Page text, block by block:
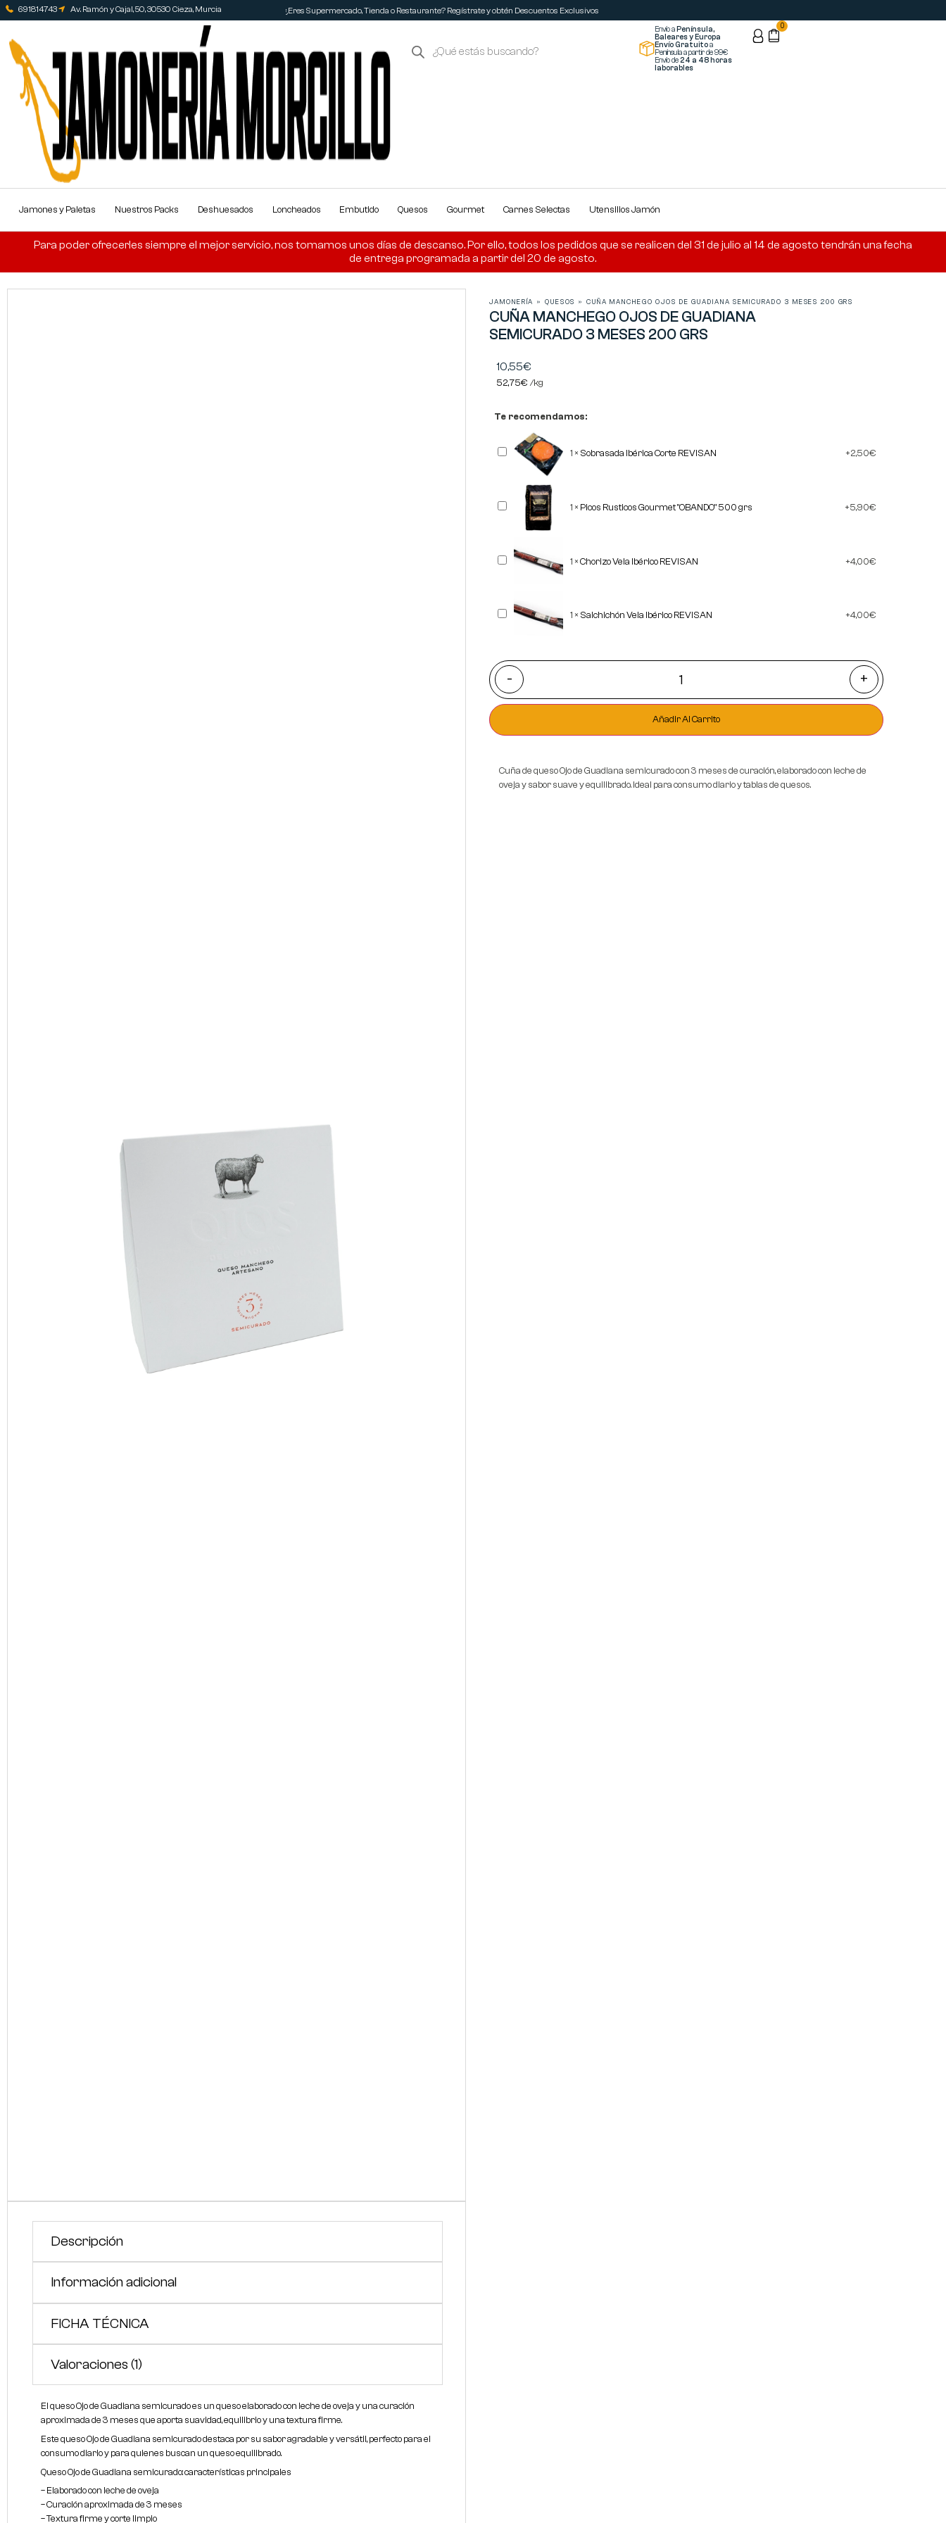
691814743 Av. Ramón y Cajal, 50, 30530 Cieza, Murcia ¿Eres Supermercado, Tienda o Restaurante? Regístrate y obtén Descuentos Exclusivos
Envío a Península,
Baleares y Europa
Envío Gratuitoa
Península a partir de 99€
Envío de24 a 48 horas
laborables
0
Jamones y Paletas Nuestros Packs Deshuesados Loncheados Embutido Quesos Gourmet Carnes Selectas Utensilios Jamón
Para poder ofrecerles siempre el mejor servicio, nos tomamos unos días de descanso. Por ello, todos los pedidos que se realicen del 31 de julio al 14 de agosto tendrán una fecha
de entrega programada a partir del 20 de agosto.
Descripción
Información adicional
FICHA TÉCNICA
Valoraciones (1)
El queso Ojo de Guadiana semicurado es un queso elaborado con leche de oveja y una curación
aproximada de 3 meses que aporta suavidad, equilibrio y una textura firme.
Este queso Ojo de Guadiana semicurado destaca por su sabor agradable y versátil, perfecto para el
consumo diario y para quienes buscan un queso equilibrado.
Queso Ojo de Guadiana semicurado: características principales
– Elaborado con leche de oveja
– Curación aproximada de 3 meses
– Textura firme y corte limpio
JAMONERÍA »QUESOS » CUÑA MANCHEGO OJOS DE GUADIANA SEMICURADO 3 MESES 200 GRS
CUÑA MANCHEGO OJOS DE GUADIANA
SEMICURADO 3 MESES 200 GRS
10,55€
52,75€ /kg
Te recomendamos:
Sobrasada
Ibérica
1 × Sobrasada Ibérica Corte REVISAN 2,50€
Picos
Rusticos
Gourmet
"OBANDO"
1 × Picos Rusticos Gourmet "OBANDO" 500 grs 5,90€
Chorizo
Vela
1 ×Chorizo Vela Ibérico REVISAN 4,00€
Salchichón
1 × Salchichón Vela Ibérico REVISAN 4,00€
- +
Añadir Al Carrito
Cuña de queso Ojo de Guadiana semicurado con 3 meses de curación, elaborado con leche de
oveja y sabor suave y equilibrado. Ideal para consumo diario y tablas de quesos.